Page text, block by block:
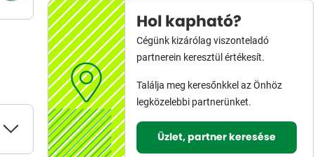
Hol kapható?
Cégünk kizárólag viszonteladó
partnerein keresztül értékesít.
Találja meg keresőnkkel az Önhöz
legközelebbi partnerünket.
Üzlet, partner keresése